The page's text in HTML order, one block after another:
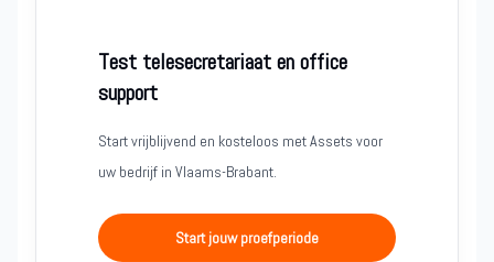
Test telesecretariaat en office
support
Start vrijblijvend en kosteloos met Assets voor
uw bedrijf in Vlaams-Brabant.
Start jouw proefperiode